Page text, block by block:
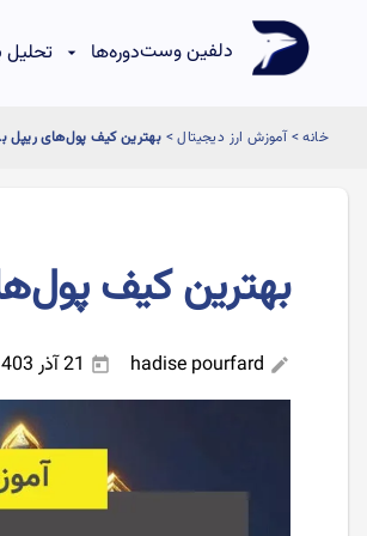
دلفین وستدوره‌ها تحلیل
خانه>آموزش ارز دیجیتال> بهترین کیف پول‌های ریپل
بهترین کیف
edit
today